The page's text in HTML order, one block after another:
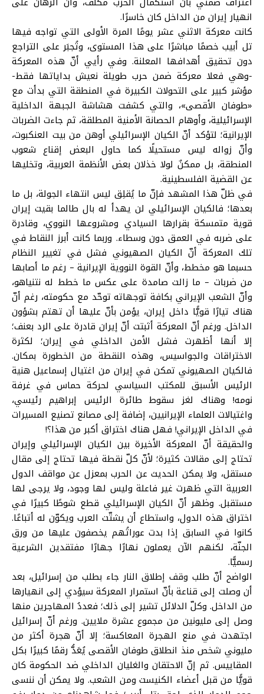
انهيار إيران من الداخل كان خاسرًا.
كانت معركة الاثني عشر يومًا المرة الأولى التي تواجه فيها
تل أبيب خصمًا مباشرًا على هذا المستوى، وتُجبَر على التراجع
دون تحقيق أهدافها المعلنة. وفي رأيي أنّ هذه المعركة
-وهي فعلا معركة ضمن حرب طويلة نعيش بداياتها فقط-
مؤشر كبير على التحولات الكبيرة في المنطقة التي بدأت مع
«طوفان الأقصى»، والتي كشفت هشاشة الجبهة الداخلية
الإسرائيلية، وأوهام الحصانة الأمنية المطلقة، ثم جاءت الضربات
الإيرانية؛ لتؤكد أنّ الكيان الإسرائيلي أوهن من بيت العنكبوت،
وأنّ زواله ليس مستحيلًا كما حاول البعض إقناع شعوب
المنطقة، بل ممكنٌ لولا خذلان بعض الأنظمة العربية، وتخليها
عن القضية الفلسطينية.
في ظلّ هذا المشهد فإنّ ما يُقلِق ليس انتهاء الجولة، بل ما
بعدها؛ فالكيان الإسرائيلي لن يهدأ له بال طالما بقيت إيران
قوية متمسكة بقرارها السيادي ومشروعها النووي، وقادرة
على ضربه في العمق دون وسطاء. وربما كانت أبرز النقاط في
تلك المعركة أنّ الكيان الصهيوني فشل في تغيير النظام
حسبما هو مخطط، وأنّ القوة النووية الإيرانية – رغم ما أصابها
من ضربات – ما زالت صامدة على عكس ما خطط له نتنياهو،
وأنّ الشعب الإيراني بكافة توجهاته توحّد مع حكومته، رغم أنّ
هناك تيارًا قويًّا داخل إيران، يؤمن بأنّ عليها أن تهتم بشؤون
الداخل. ورغم أنّ المعركة أثبتت أنّ إيران قادرة على الرد بعنف؛
إلا أنها أظهرت فشل الأمن الداخلي في إيران؛ لكثرة
الاختراقات والجواسيس، وهذه النقطة من الخطورة بمكان.
فالكيان الصهيوني تمكن في إيران من اغتيال إسماعيل هنية
الرئيس الأسبق للمكتب السياسي لحركة حماس في غرفة
نومه! وهناك لغز سقوط طائرة الرئيس إبراهيم رئيسي،
واغتيالات العلماء الإيرانيين، إضافة إلى مصانع تصنيع المسيرات
في الداخل الإيراني! فهل هناك اختراق أكبر من هذا؟!
والحقيقة أنّ المعركة الأخيرة بين الكيان الإسرائيلي وإيران
تحتاج إلى مقالات كثيرة؛ لأنّ كلّ نقطة فيها تحتاج إلى مقال
مستقل، ولا يمكن الحديث عن الحرب بمعزل عن مواقف الدول
العربية التي ظهرت غير فاعلة وليس لها وجود، ولا يرجى لها
مستقبل. وظهر أنّ الكيان الإسرائيلي قطع شوطًا كبيرًا في
اختراق هذه الدول، واستطاع أن يشتّت العرب ويكوّن له أتباعًا.
كانوا في السابق إذا بدت عوراتُهم يخصفون عليها من ورق
الجنّة، لكنهم الآن يعملون نهارًا جهارًا مفتقدين الشرعية
رسميًّا.
الواضح أنّ طلب وقف إطلاق النار جاء بطلب من إسرائيل، بعد
أن وصلت إلى قناعة بأنّ استمرار المعركة سيؤدي إلى انهيارها
من الداخل. وكلّ الدلائل تشير إلى ذلك؛ فعددُ المهاجرين منها
وصل إلى مليونين من مجموع عشرة ملايين. ورغم أنّ إسرائيل
اجتهدت في منع الهجرة المعاكسة؛ إلا أنّ هجرة أكثر من
مليوني شخص منذ انطلاق طوفان الأقصى يُعَدُّ رقمًا كبيرًا بكل
المقاييس. ثم إنّ الاحتقان والغليان الداخلي ضد الحكومة كان
قويًّا من قبل أعضاء الكنيست ومن الشعب. ولا يمكن أن ننسى